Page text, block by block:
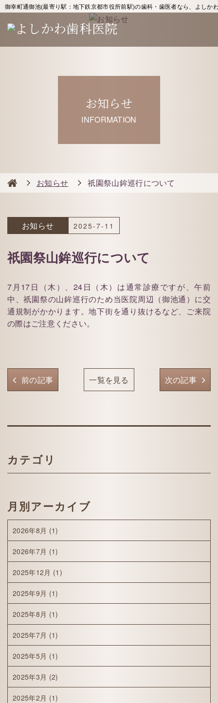
御幸町通御池(最寄り駅：地下鉄京都市役所前駅)の歯科・歯医者なら、よしか
お知らせ
INFORMATION
お知らせ 祇園祭山鉾巡行について
お知らせ 2025-7-11
祇園祭山鉾巡行について
7月17日（木）、24日（木）は通常診療ですが、午前
中、祇園祭の山鉾巡行のため当医院周辺（御池通）に交
通規制がかかります。地下街を通り抜けるなど、ご来院
の際はご注意ください。
前の記事 一覧を見る 次の記事
カテゴリ
月別アーカイブ
2026年8月 (1)
2026年7月 (1)
2025年12月 (1)
2025年9月 (1)
2025年8月 (1)
2025年7月 (1)
2025年5月 (1)
2025年3月 (2)
2025年2月 (1)